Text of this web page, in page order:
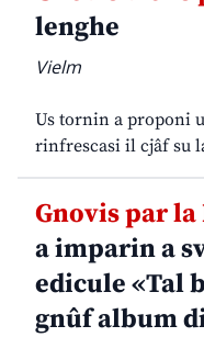
lenghe
Vielm
Us tornin a proponi
rinfrescasi il cjâf su
Gnovis par
a imparin a
edicule «Tal
gnûf album